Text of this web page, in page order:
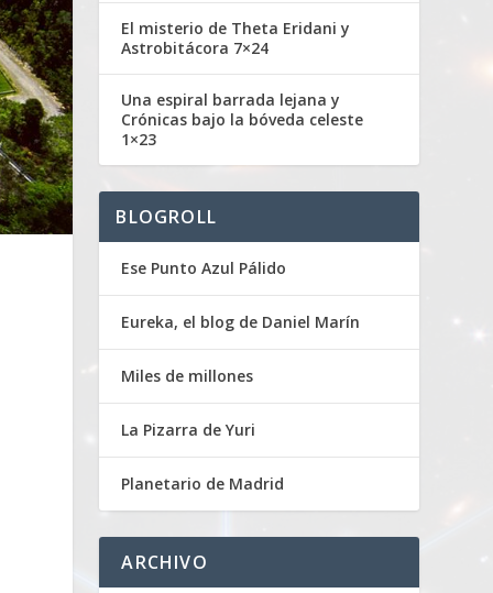
El misterio de Theta Eridani y
Astrobitácora 7×24
Una espiral barrada lejana y
Crónicas bajo la bóveda celeste
1×23
BLOGROLL
Ese Punto Azul Pálido
Eureka, el blog de Daniel Marín
Miles de millones
La Pizarra de Yuri
Planetario de Madrid
ARCHIVO